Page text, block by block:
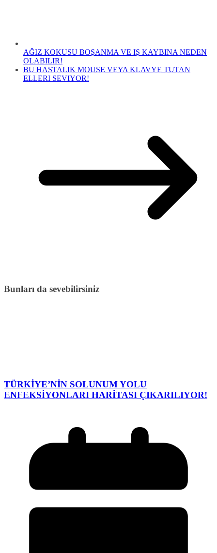
AĞIZ KOKUSU BOŞANMA VE IŞ KAYBINA NEDEN
OLABILIR!
BU HASTALIK MOUSE VEYA KLAVYE TUTAN
ELLERI SEVIYOR!
Bunları da sevebilirsiniz
TÜRKİYE’NİN SOLUNUM YOLU
ENFEKSİYONLARI HARİTASI ÇIKARILIYOR!